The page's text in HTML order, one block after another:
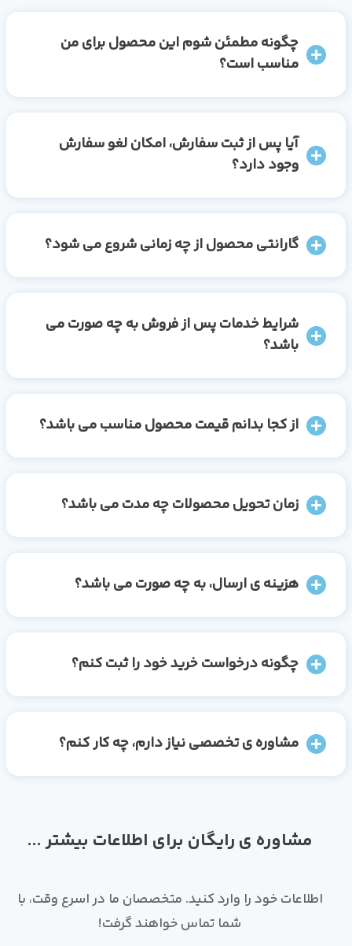
چگونه مطمئن شوم این محصول برای من
مناسب است؟
آیا پس از ثبت سفارش، امکان لغو سفارش
وجود دارد؟
گارانتی محصول از چه زمانی شروع می شود؟
شرایط خدمات پس از فروش به چه صورت می
باشد؟
از کجا بدانم قیمت محصول مناسب می باشد؟
زمان تحویل محصولات چه مدت می باشد؟
هزینه ی ارسال، به چه صورت می باشد؟
چگونه درخواست خرید خود را ثبت کنم؟
مشاوره ی تخصصی نیاز دارم، چه کار کنم؟
مشاوره ی رایگان برای اطلاعات بیشتر ...
اطلاعات خود را وارد کنید. متخصصان ما در اسرع وقت، با
شما تماس خواهند گرفت!